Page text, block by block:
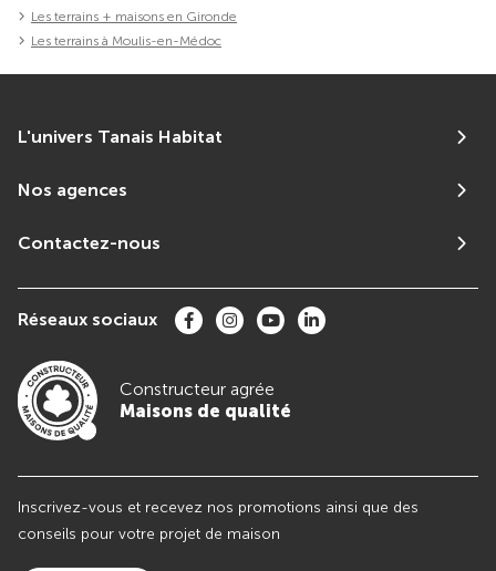
Les terrains + maisons en Gironde
Les terrains à Moulis-en-Médoc
L'univers Tanais Habitat
Nos agences
Contactez-nous
Réseaux sociaux
Constructeur agrée
Maisons de qualité
Inscrivez-vous et recevez nos promotions ainsi que des
conseils pour votre projet de maison